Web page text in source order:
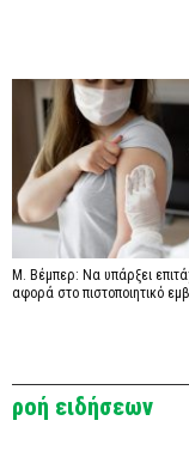
Μ. Βέμπερ: Να υπάρξει
αφορά στο πιστοποιητικό
ροή ειδήσεων